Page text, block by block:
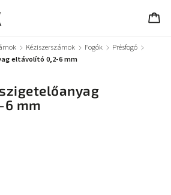
/ Kéziszerszámok / Fogók / Présfogó /
eltávolító 0,2-6 mm
mm